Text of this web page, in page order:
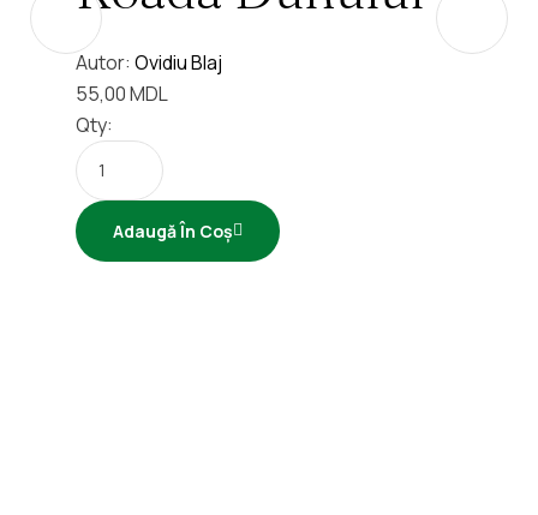
Autor: Ovidiu Blaj
55,00MDL
Qty:
Adaugă În Coș